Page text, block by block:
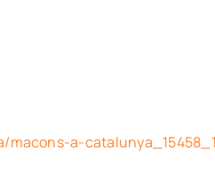
a-